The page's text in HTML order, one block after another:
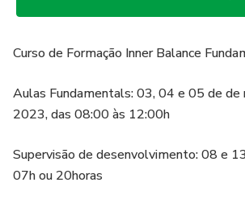
Curso de Formação Inner Balance
Aulas Fundamentals: 03, 04 e 05 de de
2023, das 08:00 às 12:00h
Supervisão de desenvolvimento: 08 e
07h ou 20horas